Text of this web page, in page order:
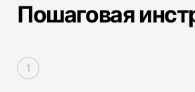
Пошаговая